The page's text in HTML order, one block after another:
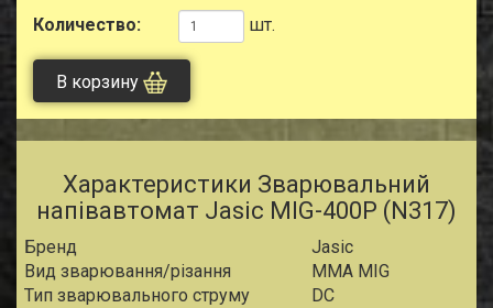
Количество: шт.
В корзину
Характеристики Зварювальний
напівавтомат Jasic MIG-400P (N317)
Бренд
Jasic
Вид зварювання/різання
MMA MIG
Тип зварювального струму
DC